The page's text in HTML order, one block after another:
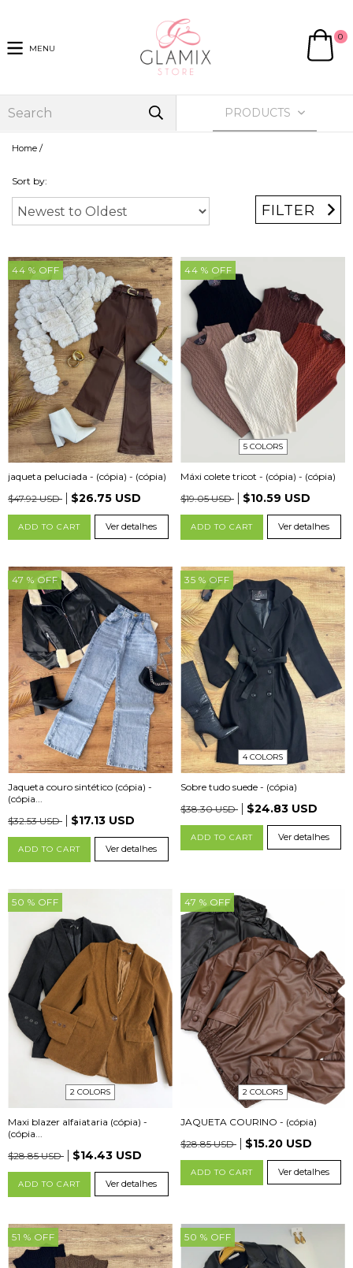
MENU
0
PRODUCTS
Home /
Sort by:
FILTER
44 % OFF
jaqueta peluciada - (cópia) - (cópia)
$47.92 USD
$26.75 USD
ADD TO CART Ver detalhes
44 % OFF
5 COLORS
Máxi colete tricot - (cópia) - (cópia)
$19.05 USD
$10.59 USD
ADD TO CART Ver detalhes
47 % OFF
Jaqueta couro sintético (cópia) -
(cópia...
$32.53 USD
$17.13 USD
ADD TO CART Ver detalhes
35 % OFF
4 COLORS
Sobre tudo suede - (cópia)
$38.30 USD
$24.83 USD
ADD TO CART Ver detalhes
50 % OFF
2 COLORS
Maxi blazer alfaiataria (cópia) -
(cópia...
$28.85 USD
$14.43 USD
ADD TO CART Ver detalhes
47 % OFF
2 COLORS
JAQUETA COURINO - (cópia)
$28.85 USD
$15.20 USD
ADD TO CART Ver detalhes
51 % OFF 50 % OFF